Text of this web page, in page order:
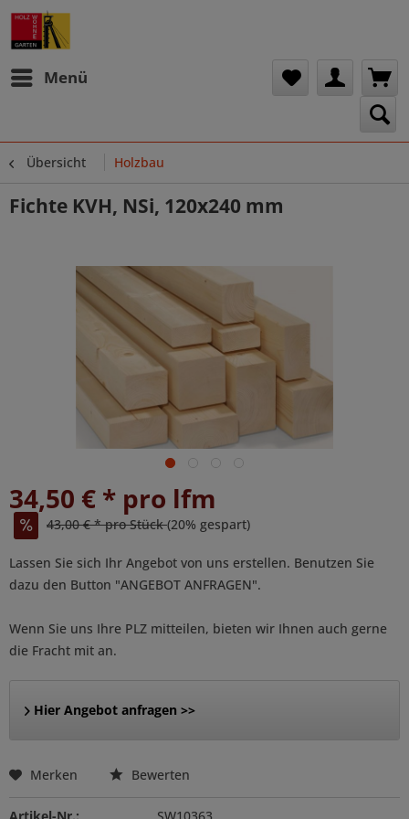
Menü
Übersicht Holzbau
Fichte KVH, NSi, 120x240 mm
34,50 € * pro lfm
43,00 € * pro Stück(20% gespart)
Lassen Sie sich Ihr Angebot von uns erstellen. Benutzen Sie
dazu den Button "ANGEBOT ANFRAGEN".
Wenn Sie uns Ihre PLZ mitteilen, bieten wir Ihnen auch gerne
die Fracht mit an.
Hier Angebot anfragen >>
Merken Bewerten